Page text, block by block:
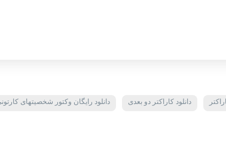
دانلود کاراکتر دو بعدی دانلود رایگان وکتور شخصیتهای